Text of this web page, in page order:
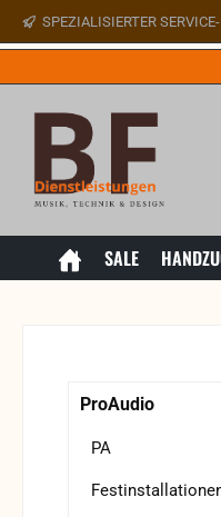
Hauptinhalt springen
Zur Suche springen
Zur Hauptnavigation
SPEZIALISIERTER
SALE
ProAudio
PA